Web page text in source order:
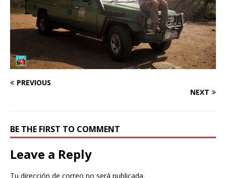
PREVIOUS
NEXT
BE THE FIRST TO COMMENT
Leave a Reply
Tu dirección de correo no será publicada.